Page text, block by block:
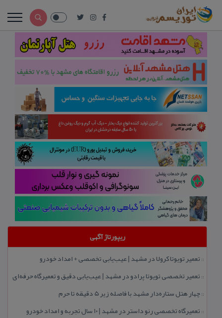
ریپورتاژ آگهی
:: تعمیر تویوتا كرولا در مشهد | عیب‌یابی تخصصی + امداد خودرو
:: تعمیر تخصصی تویوتا پرادو در مشهد | عیب‌یابی دقیق و تعمیرگاه حرفه‌ای
::چهار هتل‌ ستاره‌دار مشهد با فاصله زیر 5 دقیقه تا حرم
:: تعمیرگاه تخصصی رنو داستر در مشهد | ۱۰ سال تجربه و امداد خودرو